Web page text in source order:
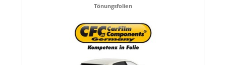
Tönungsfolien